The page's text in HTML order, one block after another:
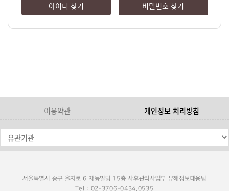
아이디 찾기 비밀번호 찾기
이용약관 개인정보 처리방침
서울특별시 중구 을지로 6 재능빌딩 15층 사후관리사업부 유해정보대응팀
Tel : 02-3706-0434,0535